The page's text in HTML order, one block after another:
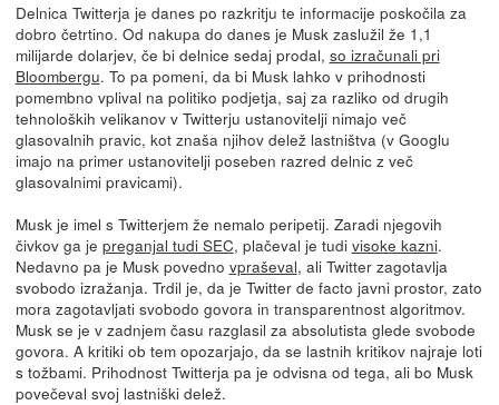
Delnica Twitterja je danes po razkritju te informacije poskočila za
dobro četrtino. Od nakupa do danes je Musk zaslužil že 1,1
milijarde dolarjev, če bi delnice sedaj prodal, so izračunali pri
Bloombergu. To pa pomeni, da bi Musk lahko v prihodnosti
pomembno vplival na politiko podjetja, saj za razliko od drugih
tehnoloških velikanov v Twitterju ustanovitelji nimajo več
glasovalnih pravic, kot znaša njihov delež lastništva (v Googlu
imajo na primer ustanovitelji poseben razred delnic z več
glasovalnimi pravicami).
Musk je imel s Twitterjem že nemalo peripetij. Zaradi njegovih
čivkov ga je preganjal tudi SEC, plačeval je tudi visoke kazni.
Nedavno pa je Musk povedno vpraševal, ali Twitter zagotavlja
svobodo izražanja. Trdil je, da je Twitter de facto javni prostor, zato
mora zagotavljati svobodo govora in transparentnost algoritmov.
Musk se je v zadnjem času razglasil za absolutista glede svobode
govora. A kritiki ob tem opozarjajo, da se lastnih kritikov najraje loti
s tožbami. Prihodnost Twitterja pa je odvisna od tega, ali bo Musk
povečeval svoj lastniški delež.